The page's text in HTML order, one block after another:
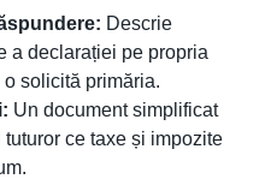
Descrie
a declarației pe propria
solicită primăria.
Un document simplificat
ce taxe și impozite